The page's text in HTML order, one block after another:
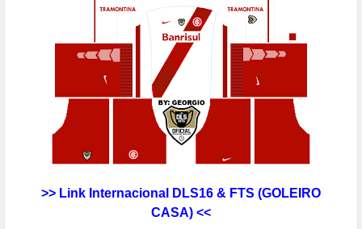
>> Link Internacional DLS16 & FTS (GOLEIRO
CASA) <<